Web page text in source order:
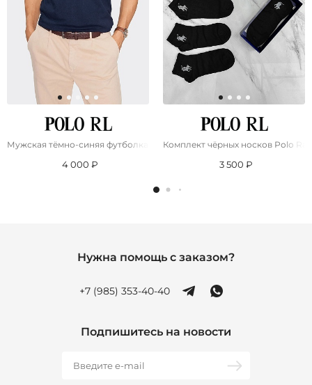
Мужская тёмно-синяя футболка Роlо Ralрh Lаurеn "Bear"
4 000 ₽
Комплект чёрных носков Роlо
3 500 ₽
Нужна помощь с заказом?
+7 (985) 353-40-40
Подпишитесь на новости